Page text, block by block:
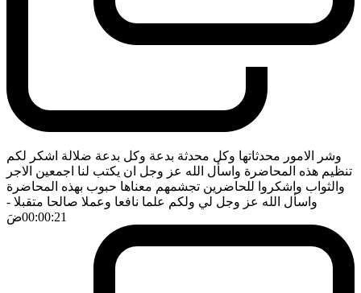
وشر الامور محدثاتها وكل محدثة بدعة وكل بدعة ضلالة اشكر لكم
تنظيم هذه المحاضرة واسأل الله عز وجل ان يكتب لنا اجمعين الاجر
والثواب واشكروا للحاضرين تجشمهم معناها حبوب بهذه المحاضرة
واسأل الله عز وجل لي ولكم علما نافعا وعملا صالحا متقبلا -
00:00:21ضَ